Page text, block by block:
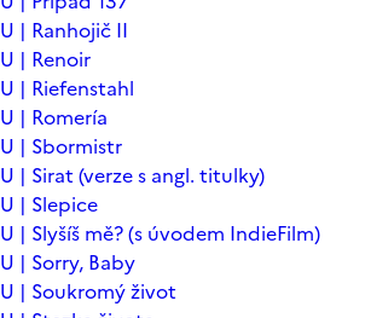
| Ranhojič II
| Renoir
| Riefenstahl
| Romería
| Sbormistr
| Sirat (verze s angl. titulky)
| Slepice
| Slyšíš mě? (s úvodem IndieFilm)
| Sorry, Baby
| Soukromý život